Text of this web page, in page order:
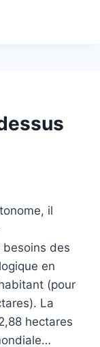
il
besoins des
en
(pour
La
hectares